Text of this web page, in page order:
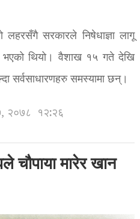
लहरसँगै सरकारले निषेधाज्ञा लागू
थियो। वैशाख १५ गते देखि
सर्वसाधारणहरु समस्यामा छन्।
२०७८ १२:२६
चौपाया मारेर खान